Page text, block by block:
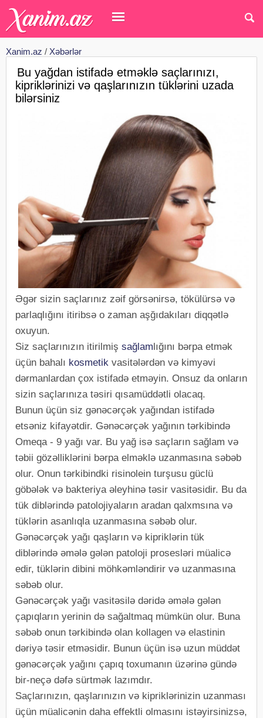
Xanim.az / Xəbərlər
Bu yağdan istifadə etməklə saçlarınızı,
kipriklərinizi və qaşlarınızın tüklərini uzada
bilərsiniz
Əgər sizin saçlarınız zəif görsənirsə, tökülürsə və
parlaqlığını itiribsə o zaman aşğıdakıları diqqətlə
oxuyun.
Siz saçlarınızın itirilmiş sağlamlığını bərpa etmək
üçün bahalı kosmetik vasitələrdən və kimyəvi
dərmanlardan çox istifadə etməyin. Onsuz da onların
sizin saçlarınıza təsiri qısamüddətli olacaq.
Bunun üçün siz gənəcərçək yağından istifadə
etsəniz kifayətdir. Gənəcərçək yağının tərkibində
Omeqa - 9 yağı var. Bu yağ isə saçların sağlam və
təbii gözəlliklərini bərpa elməklə uzanmasına səbəb
olur. Onun tərkibindki risinolein turşusu güclü
göbələk və bakteriya əleyhinə təsir vasitəsidir. Bu da
tük diblərində patolojiyaların aradan qalxmsına və
tüklərin asanlıqla uzanmasına səbəb olur.
Gənəcərçək yağı qaşların və kipriklərin tük
diblərində əmələ gələn patoloji prosesləri müalicə
edir, tüklərin dibini möhkəmləndirir və uzanmasına
səbəb olur.
Gənəcərçək yağı vasitəsilə dəridə əmələ gələn
çapıqların yerinin də sağaltmaq mümkün olur. Buna
səbəb onun tərkibində olan kollagen və elastinin
dəriyə təsir etməsidir. Bunun üçün isə uzun müddət
gənəcərçək yağını çapıq toxumanın üzərinə gündə
bir-neçə dəfə sürtmək lazımdır.
Saçlarınızın, qaşlarınızın və kipriklərinizin uzanması
üçün müalicənin daha effektli olmasını istəyirsinizsə,